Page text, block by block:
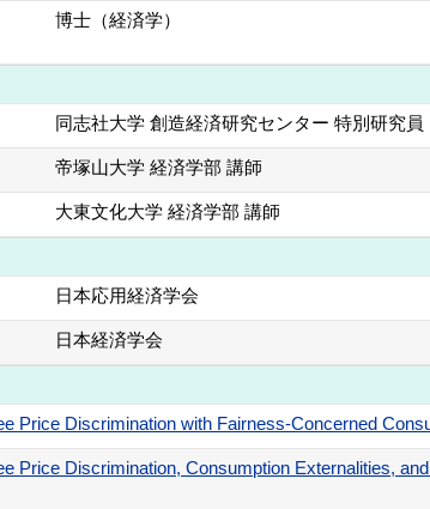
博士（経済学）
同志社大学 創造経済研究センター 特別研究員
帝塚山大学 経済学部 講師
大東文化大学 経済学部 講師
日本応用経済学会
日本経済学会
Price Discrimination with Fairness-Concerned
Price Discrimination, Consumption Externalities,